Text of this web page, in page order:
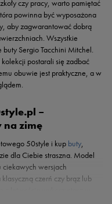
czy pracy, warto pamiętać
powinna być wyposażona
aby zagwarantować dobrą
Wszystkie
Sergio Tacchini Mitchel.
postarali się zadbać
obuwie jest praktyczne, a w
–
zimę
50style i kup buty,
dla Ciebie straszna. Model
ciekawych wersjach
czerń czy brąz lub